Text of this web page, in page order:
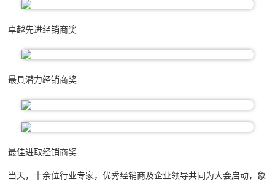
卓越先进经销商奖
最具潜力经销商奖
最佳进取经销商奖
当天，十余位行业专家，优秀经销商及企业领导共同为大会启动，象